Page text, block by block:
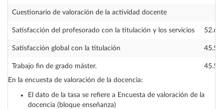
Cuestionario de valoración de la actividad docente
Satisfacción del profesorado con la titulación y los servicios 52.60
Satisfacción global con la titulación 45.50
Trabajo fin de grado máster.
45.50
En la encuesta de valoración de la docencia:
El dato de la tasa se refiere a Encuesta de valoración de la
docencia (bloque enseñanza)